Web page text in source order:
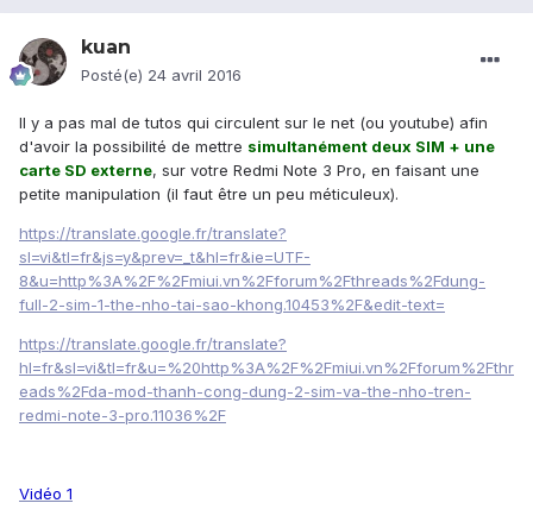
kuan
Posté(e) 24 avril 2016
Il y a pas mal de tutos qui circulent sur le net (ou youtube) afin
d'avoir la possibilité de mettre simultanément deux SIM + une
carte SD externe, sur votre Redmi Note 3 Pro, en faisant une
petite manipulation (il faut être un peu méticuleux).
https://translate.google.fr/translate?
sl=vi&tl=fr&js=y&prev=_t&hl=fr&ie=UTF-
8&u=http%3A%2F%2Fmiui.vn%2Fforum%2Fthreads%2Fdung-
full-2-sim-1-the-nho-tai-sao-khong.10453%2F&edit-text=
https://translate.google.fr/translate?
hl=fr&sl=vi&tl=fr&u=%20http%3A%2F%2Fmiui.vn%2Fforum%2Fthr
eads%2Fda-mod-thanh-cong-dung-2-sim-va-the-nho-tren-
redmi-note-3-pro.11036%2F
Vidéo 1